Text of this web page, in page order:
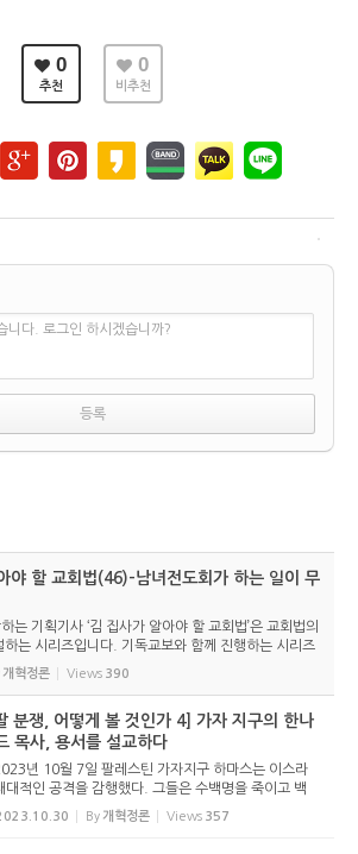
0
추천
0
비추천
니다. 로그인 하시겠습니까?
야 할 교회법(46)-남녀전도회가 하는 일이 무
는 기획기사 ‘김 집사가 알아야 할 교회법’은 교회법의
하는 시리즈입니다. 기독교보와 함께 진행하는 시리즈
독교보의 허락을 받았습니다. 글 내용은 기독교보에
개혁정론 Views 390
분쟁, 어떻게 볼 것인가 4] 가자 지구의 한나
목사, 용서를 설교하다
년 10월 7일 팔레스틴 가자지구 하마스는 이스라
대적인 공격을 감행했다. 그들은 수백명을 죽이고 백
을 인질로 잡아갔다. 러시아의 우크라이나 침공으로 온
전쟁통을 겪고 있는데, 중동에 새로운 전쟁이 발생할
By 개혁정론 Views 357